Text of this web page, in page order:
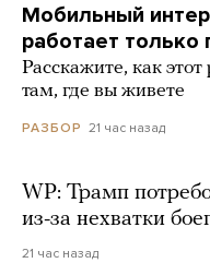
Мобильный
работает
Расскажите, как
там, где вы живете
РАЗБОР 21 час назад
WP: Трамп
из-за нехватки
21 час назад